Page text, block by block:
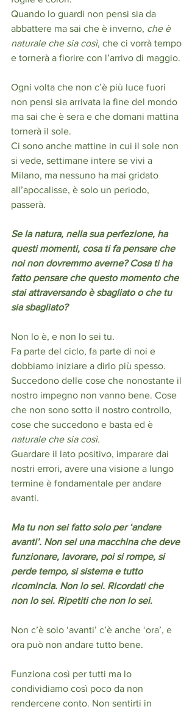
Quando lo guardi non pensi sia da
abbattere ma sai che è inverno, che è
naturale che sia così, che ci vorrà tempo
e tornerà a fiorire con l’arrivo di maggio.
Ogni volta che non c’è più luce fuori
non pensi sia arrivata la fine del mondo
ma sai che è sera e che domani mattina
tornerà il sole.
Ci sono anche mattine in cui il sole non
si vede, settimane intere se vivi a
Milano, ma nessuno ha mai gridato
all’apocalisse, è solo un periodo,
passerà.
Se la natura, nella sua perfezione, ha
questi momenti, cosa ti fa pensare che
noi non dovremmo averne? Cosa ti ha
fatto pensare che questo momento che
stai attraversando è sbagliato o che tu
sia sbagliato?
Non lo è, e non lo sei tu.
Fa parte del ciclo, fa parte di noi e
dobbiamo iniziare a dirlo più spesso.
Succedono delle cose che nonostante il
nostro impegno non vanno bene. Cose
che non sono sotto il nostro controllo,
cose che succedono e basta ed è
naturale che sia così.
Guardare il lato positivo, imparare dai
nostri errori, avere una visione a lungo
termine è fondamentale per andare
avanti.
Ma tu non sei fatto solo per ‘andare
avanti’. Non sei una macchina che deve
funzionare, lavorare, poi si rompe, si
perde tempo, si sistema e tutto
ricomincia. Non lo sei. Ricordati che
non lo sei. Ripetiti che non lo sei.
Non c’è solo ‘avanti’ c’è anche ‘ora’, e
ora può non andare tutto bene.
Funziona così per tutti ma lo
condividiamo così poco da non
rendercene conto. Non sentirti in